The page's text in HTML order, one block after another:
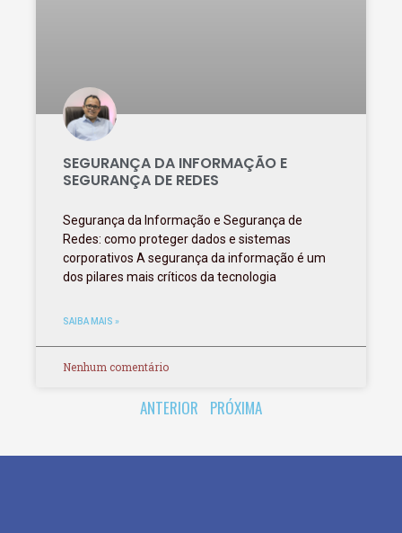
SEGURANÇA DA INFORMAÇÃO E
SEGURANÇA DE REDES
Segurança da Informação e Segurança de
Redes: como proteger dados e sistemas
corporativos A segurança da informação é um
dos pilares mais críticos da tecnologia
SAIBA MAIS »
Nenhum comentário
ANTERIOR PRÓXIMA